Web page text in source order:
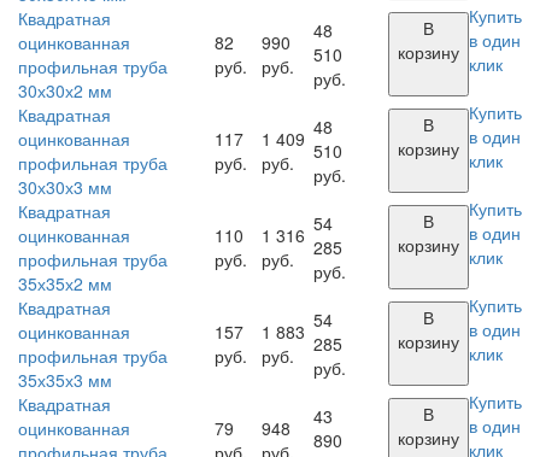
Квадратная
оцинкованная
профильная труба
30х30х2 мм
82
руб.
990
руб.
48
510
руб.
В
корзину
Купить
в один
клик
Квадратная
оцинкованная
профильная труба
30х30х3 мм
117
руб.
1 409
руб.
48
510
руб.
В
корзину
Купить
в один
клик
Квадратная
оцинкованная
профильная труба
35х35х2 мм
110
руб.
1 316
руб.
54
285
руб.
В
корзину
Купить
в один
клик
Квадратная
оцинкованная
профильная труба
35х35х3 мм
157
руб.
1 883
руб.
54
285
руб.
В
корзину
Купить
в один
клик
Квадратная
оцинкованная
79
948
43
890
В
корзину
Купить
в один
клик